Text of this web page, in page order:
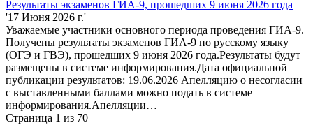
Результаты экзаменов ГИА-9, прошедших 9 июня 2026 года
'17 Июня 2026 г.'
Уважаемые участники основного периода проведения ГИА-9.
Получены результаты экзаменов ГИА-9 по русскому языку
(ОГЭ и ГВЭ), прошедших 9 июня 2026 года.Результаты будут
размещены в системе информирования.Дата официальной
публикации результатов: 19.06.2026 Апелляцию о несогласии
с выставленными баллами можно подать в системе
информирования.Апелляции…
Страница 1 из 70